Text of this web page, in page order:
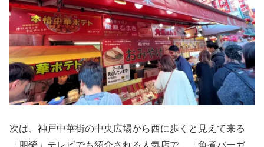
次は、神戸中華街の中央広場から西に歩くと見えて来る
「朋榮」テレビでも紹介される人気店で、「角煮バーガ